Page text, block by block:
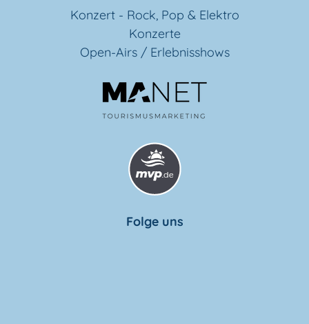
Konzert - Rock, Pop & Elektro
Konzerte
Open-Airs / Erlebnisshows
Folge uns